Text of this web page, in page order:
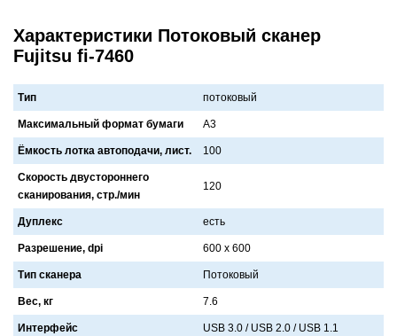
Характеристики Потоковый сканер
Fujitsu fi-7460
Тип потоковый
Максимальный формат бумаги A3
Ёмкость лотка автоподачи, лист. 100
Скорость двустороннего
сканирования, стр./мин
120
Дуплекс есть
Разрешение, dpi 600 x 600
Тип сканера Потоковый
Вес, кг 7.6
Интерфейс USB 3.0 / USB 2.0 / USB 1.1